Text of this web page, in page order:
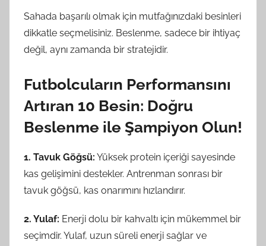
Sahada başarılı olmak için mutfağınızdaki besinleri
dikkatle seçmelisiniz. Beslenme, sadece bir ihtiyaç
değil, aynı zamanda bir stratejidir.
Futbolcuların Performansını
Artıran 10 Besin: Doğru
Beslenme ile Şampiyon Olun!
1. Tavuk Göğsü: Yüksek protein içeriği sayesinde
kas gelişimini destekler. Antrenman sonrası bir
tavuk göğsü, kas onarımını hızlandırır.
2. Yulaf: Enerji dolu bir kahvaltı için mükemmel bir
seçimdir. Yulaf, uzun süreli enerji sağlar ve